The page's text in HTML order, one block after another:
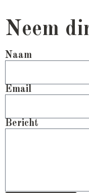
Neem
Naam
Email
Bericht